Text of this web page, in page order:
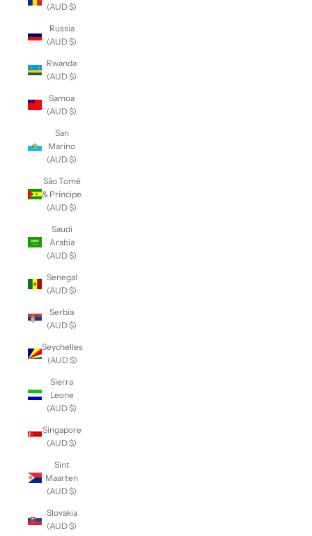
(AUD $)
Russia
(AUD $)
Rwanda
(AUD $)
Samoa
(AUD $)
San
Marino
(AUD $)
São Tomé
& Príncipe
(AUD $)
Saudi
Arabia
(AUD $)
Senegal
(AUD $)
Serbia
(AUD $)
Seychelles
(AUD $)
Sierra
Leone
(AUD $)
Singapore
(AUD $)
Sint
Maarten
(AUD $)
Slovakia
(AUD $)